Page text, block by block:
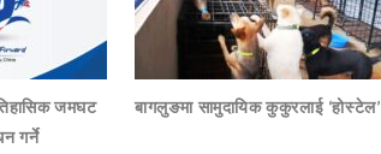
जमघट
गर्ने
बागलुङमा सामुदायिक कुकुरलाई ‘होस्टेल’